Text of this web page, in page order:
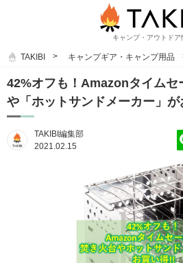
キャンプ・アウトドア
TAKIBI キャンプギア・キャンプ用品
42%オフも！Amazonタイムセ
や「ホットサンドメーカー」
TAKIBI編集部
2021.02.15